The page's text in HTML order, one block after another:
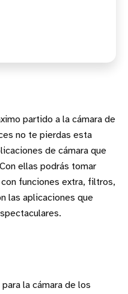
partido a la cámara de
no te pierdas esta
de cámara que
ellas podrás tomar
funciones extra, filtros,
las aplicaciones que
la cámara de los